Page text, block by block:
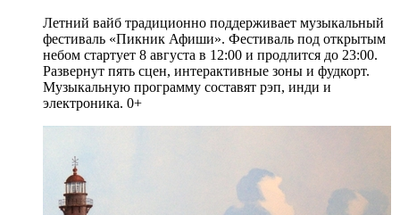
Летний вайб традиционно поддерживает музыкальный
фестиваль «Пикник Афиши». Фестиваль под открытым
небом стартует 8 августа в 12:00 и продлится до 23:00.
Развернут пять сцен, интерактивные зоны и фудкорт.
Музыкальную программу составят рэп, инди и
электроника. 0+